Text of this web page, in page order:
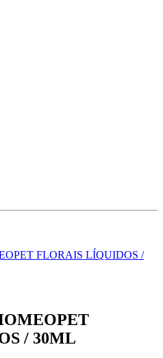
FLORAIS LÍQUIDOS /
/ 30ML